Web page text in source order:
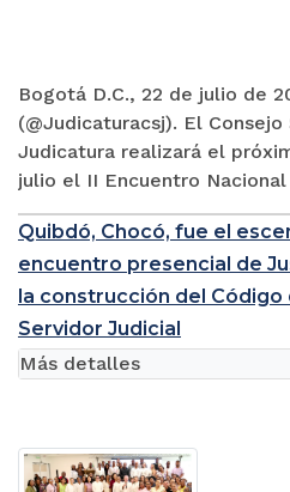
Bogotá D.C., 22 de julio de
(@Judicaturacsj). El
Judicatura realizará el
julio el II Encuentro Nacional
Quibdó, Chocó, fue el
encuentro presencial de
la construcción del
Servidor Judicial
Más detalles